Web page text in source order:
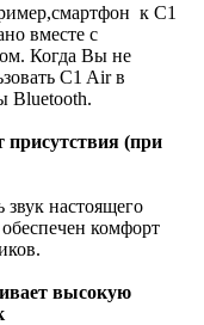
к C1
вместе с
Когда Вы не
C1 Air в
Bluetooth.
присутствия (при
настоящего
комфорт
высокую